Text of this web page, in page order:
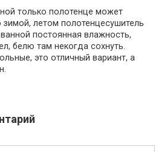
только полотенце может
зимой, летом полотенцесушитель
постоянная влажность,
белю там некогда сохнуть.
это отличный вариант, а